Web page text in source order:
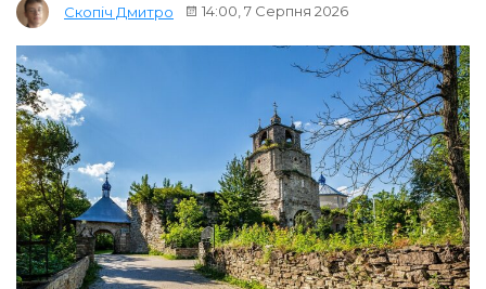
Скопіч Дмитро 14:00, 7 Серпня 2026